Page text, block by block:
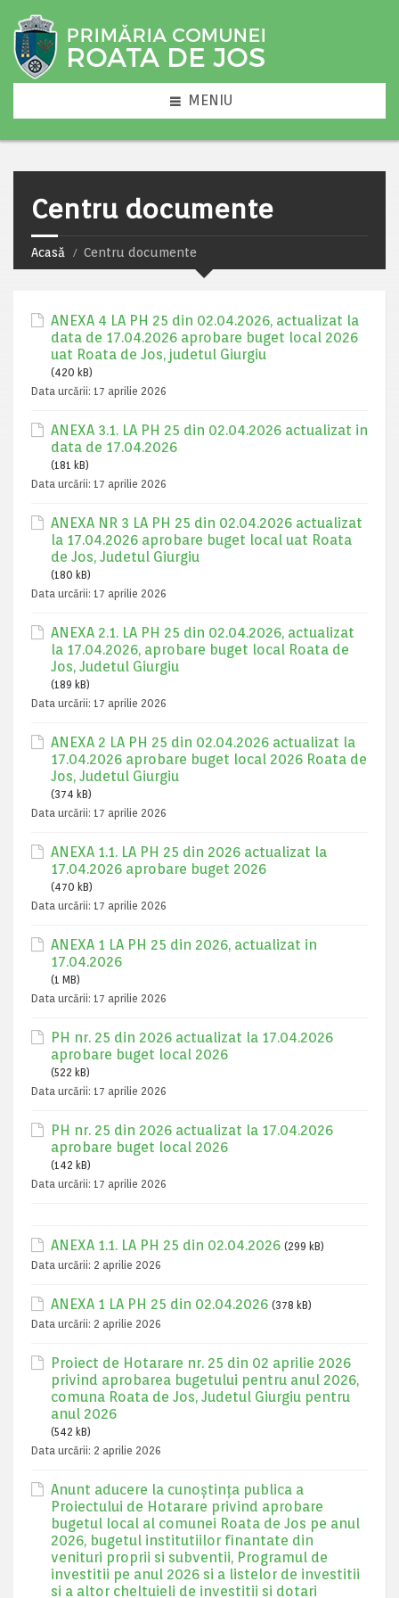
MENIU
Centru documente
Acasă Centru documente
ANEXA 4 LA PH 25 din 02.04.2026, actualizat la
data de 17.04.2026 aprobare buget local 2026
uat Roata de Jos, judetul Giurgiu
(420 kB)
Data urcării: 17 aprilie 2026
ANEXA 3.1. LA PH 25 din 02.04.2026 actualizat in
data de 17.04.2026
(181 kB)
Data urcării: 17 aprilie 2026
ANEXA NR 3 LA PH 25 din 02.04.2026 actualizat
la 17.04.2026 aprobare buget local uat Roata
de Jos, Judetul Giurgiu
(180 kB)
Data urcării: 17 aprilie 2026
ANEXA 2.1. LA PH 25 din 02.04.2026, actualizat
la 17.04.2026, aprobare buget local Roata de
Jos, Judetul Giurgiu
(189 kB)
Data urcării: 17 aprilie 2026
ANEXA 2 LA PH 25 din 02.04.2026 actualizat la
17.04.2026 aprobare buget local 2026 Roata de
Jos, Judetul Giurgiu
(374 kB)
Data urcării: 17 aprilie 2026
ANEXA 1.1. LA PH 25 din 2026 actualizat la
17.04.2026 aprobare buget 2026
(470 kB)
Data urcării: 17 aprilie 2026
ANEXA 1 LA PH 25 din 2026, actualizat in
17.04.2026
(1 MB)
Data urcării: 17 aprilie 2026
PH nr. 25 din 2026 actualizat la 17.04.2026
aprobare buget local 2026
(522 kB)
Data urcării: 17 aprilie 2026
PH nr. 25 din 2026 actualizat la 17.04.2026
aprobare buget local 2026
(142 kB)
Data urcării: 17 aprilie 2026
ANEXA 1.1. LA PH 25 din 02.04.2026 (299 kB)
Data urcării: 2 aprilie 2026
ANEXA 1 LA PH 25 din 02.04.2026 (378 kB)
Data urcării: 2 aprilie 2026
Proiect de Hotarare nr. 25 din 02 aprilie 2026
privind aprobarea bugetului pentru anul 2026,
comuna Roata de Jos, Judetul Giurgiu pentru
anul 2026
(542 kB)
Data urcării: 2 aprilie 2026
Anunt aducere la cunoștința publica a
Proiectului de Hotarare privind aprobare
bugetul local al comunei Roata de Jos pe anul
2026, bugetul institutiilor finantate din
venituri proprii si subventii, Programul de
investitii pe anul 2026 si a listelor de investitii
si a altor cheltuieli de investitii si dotari